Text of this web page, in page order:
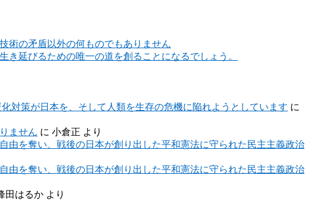
術の矛盾以外の何ものでもありません
延びるための唯一の道を創ることになるでしょう。
対策が日本を、そして人類を生存の危機に陥れようとしています に
ません に 小倉正 より
由を奪い、戦後の日本が創り出した平和憲法に守られた民主主義政治
由を奪い、戦後の日本が創り出した平和憲法に守られた民主主義政治
田はるか より